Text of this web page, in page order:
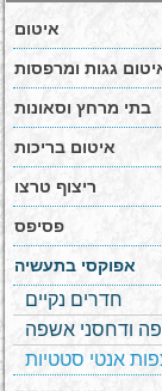
איטום
גגות ומרפסות
בתי מרחץ וסאונות
איטום בריכות
ריצוף טרצו
פסיפס
אפוקסי בתעשיה
חדרים נקיים
ודחסני אשפה
אנטי סטטיות